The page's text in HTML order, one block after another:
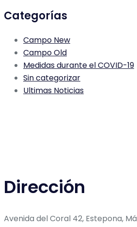
Categorías
Campo New
Campo Old
Medidas durante el COVID-19
Sin categorizar
Ultimas Noticias
Dirección
Avenida del Coral 42, Estepona,